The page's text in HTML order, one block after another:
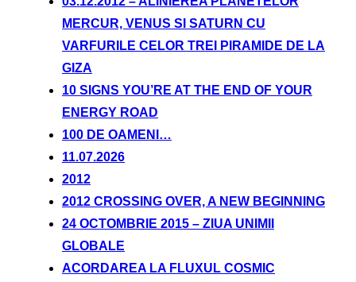
MERCUR, VENUS SI SATURN CU
VARFURILE CELOR TREI PIRAMIDE DE LA
GIZA
10 SIGNS YOU’RE AT THE END OF YOUR
ENERGY ROAD
100 DE OAMENI…
11.07.2026
2012
2012 CROSSING OVER, A NEW BEGINNING
24 OCTOMBRIE 2015 – ZIUA UNIMII
GLOBALE
ACORDAREA LA FLUXUL COSMIC